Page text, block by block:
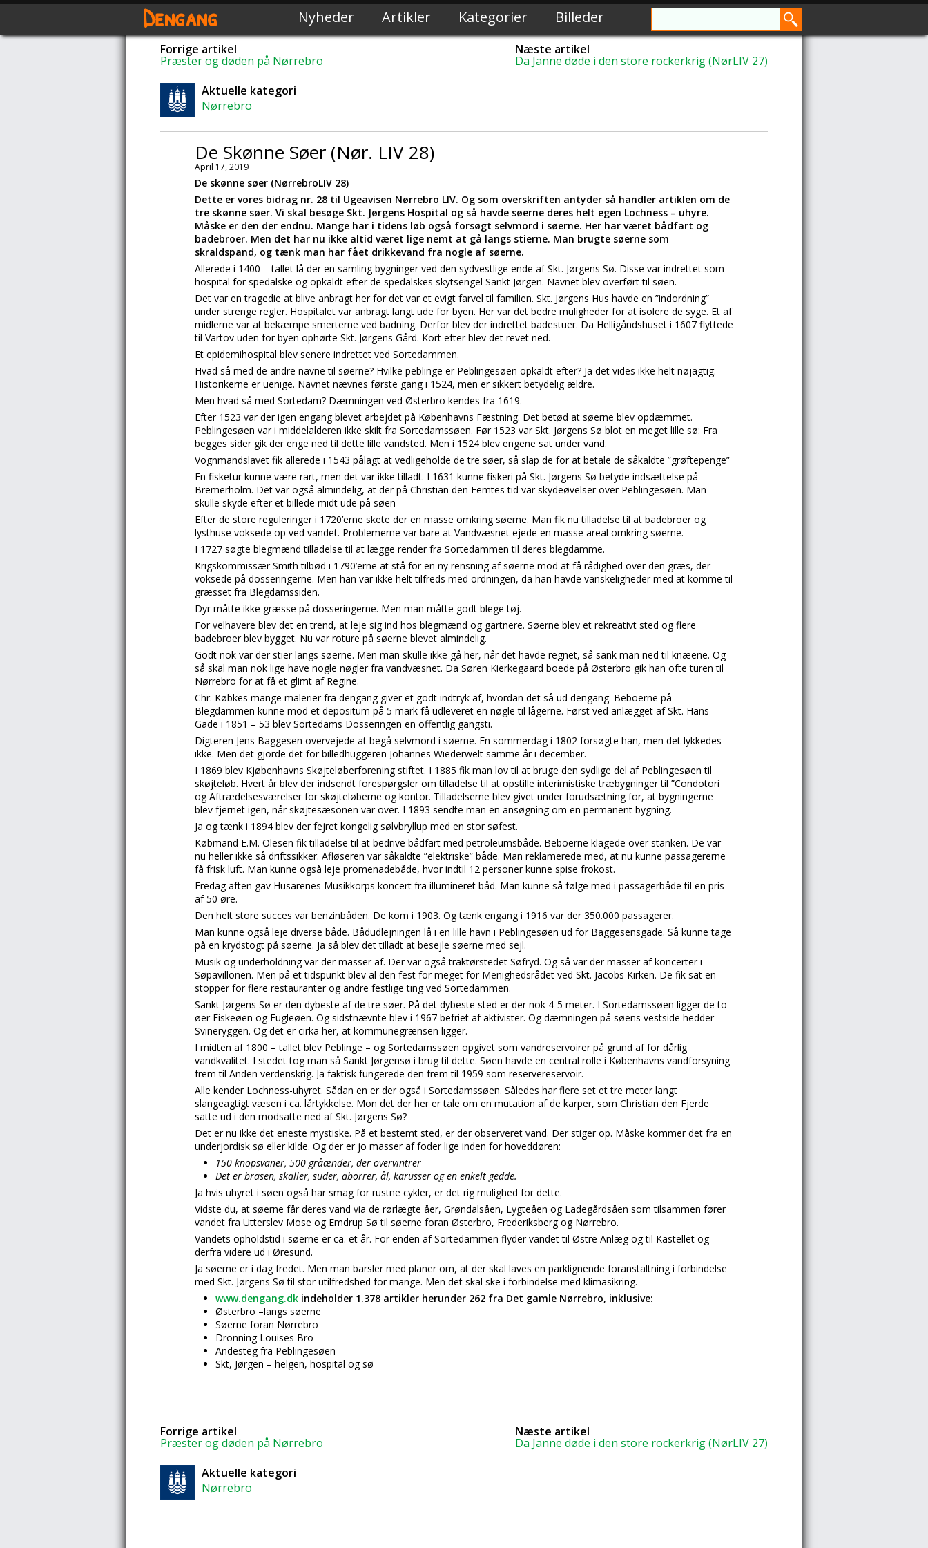
Dengang Nyheder Artikler Kategorier Billeder
Forrige artikel
Præster og døden på Nørrebro
Næste artikel
Da Janne døde i den store rockerkrig (NørLIV 27)
Aktuelle kategori
Nørrebro
De Skønne Søer (Nør. LIV 28)
April 17, 2019
De skønne søer (NørrebroLIV 28)
Dette er vores bidrag nr. 28 til Ugeavisen Nørrebro LIV. Og som overskriften antyder så handler artiklen om de
tre skønne søer. Vi skal besøge Skt. Jørgens Hospital og så havde søerne deres helt egen Lochness – uhyre.
Måske er den der endnu. Mange har i tidens løb også forsøgt selvmord i søerne. Her har været bådfart og
badebroer. Men det har nu ikke altid været lige nemt at gå langs stierne. Man brugte søerne som
skraldspand, og tænk man har fået drikkevand fra nogle af søerne.
Allerede i 1400 – tallet lå der en samling bygninger ved den sydvestlige ende af Skt. Jørgens Sø. Disse var indrettet som
hospital for spedalske og opkaldt efter de spedalskes skytsengel Sankt Jørgen. Navnet blev overført til søen.
Det var en tragedie at blive anbragt her for det var et evigt farvel til familien. Skt. Jørgens Hus havde en ”indordning”
under strenge regler. Hospitalet var anbragt langt ude for byen. Her var det bedre muligheder for at isolere de syge. Et af
midlerne var at bekæmpe smerterne ved badning. Derfor blev der indrettet badestuer. Da Helligåndshuset i 1607 flyttede
til Vartov uden for byen ophørte Skt. Jørgens Gård. Kort efter blev det revet ned.
Et epidemihospital blev senere indrettet ved Sortedammen.
Hvad så med de andre navne til søerne? Hvilke peblinge er Peblingesøen opkaldt efter? Ja det vides ikke helt nøjagtig.
Historikerne er uenige. Navnet nævnes første gang i 1524, men er sikkert betydelig ældre.
Men hvad så med Sortedam? Dæmningen ved Østerbro kendes fra 1619.
Efter 1523 var der igen engang blevet arbejdet på Københavns Fæstning. Det betød at søerne blev opdæmmet.
Peblingesøen var i middelalderen ikke skilt fra Sortedamssøen. Før 1523 var Skt. Jørgens Sø blot en meget lille sø: Fra
begges sider gik der enge ned til dette lille vandsted. Men i 1524 blev engene sat under vand.
Vognmandslavet fik allerede i 1543 pålagt at vedligeholde de tre søer, så slap de for at betale de såkaldte ”grøftepenge”
En fisketur kunne være rart, men det var ikke tilladt. I 1631 kunne fiskeri på Skt. Jørgens Sø betyde indsættelse på
Bremerholm. Det var også almindelig, at der på Christian den Femtes tid var skydeøvelser over Peblingesøen. Man
skulle skyde efter et billede midt ude på søen
Efter de store reguleringer i 1720’erne skete der en masse omkring søerne. Man fik nu tilladelse til at badebroer og
lysthuse voksede op ved vandet. Problemerne var bare at Vandvæsnet ejede en masse areal omkring søerne.
I 1727 søgte blegmænd tilladelse til at lægge render fra Sortedammen til deres blegdamme.
Krigskommissær Smith tilbød i 1790’erne at stå for en ny rensning af søerne mod at få rådighed over den græs, der
voksede på dosseringerne. Men han var ikke helt tilfreds med ordningen, da han havde vanskeligheder med at komme til
græsset fra Blegdamssiden.
Dyr måtte ikke græsse på dosseringerne. Men man måtte godt blege tøj.
For velhavere blev det en trend, at leje sig ind hos blegmænd og gartnere. Søerne blev et rekreativt sted og flere
badebroer blev bygget. Nu var roture på søerne blevet almindelig.
Godt nok var der stier langs søerne. Men man skulle ikke gå her, når det havde regnet, så sank man ned til knæene. Og
så skal man nok lige have nogle nøgler fra vandvæsnet. Da Søren Kierkegaard boede på Østerbro gik han ofte turen til
Nørrebro for at få et glimt af Regine.
Chr. Købkes mange malerier fra dengang giver et godt indtryk af, hvordan det så ud dengang. Beboerne på
Blegdammen kunne mod et depositum på 5 mark få udleveret en nøgle til lågerne. Først ved anlægget af Skt. Hans
Gade i 1851 – 53 blev Sortedams Dosseringen en offentlig gangsti.
Digteren Jens Baggesen overvejede at begå selvmord i søerne. En sommerdag i 1802 forsøgte han, men det lykkedes
ikke. Men det gjorde det for billedhuggeren Johannes Wiederwelt samme år i december.
I 1869 blev Kjøbenhavns Skøjteløberforening stiftet. I 1885 fik man lov til at bruge den sydlige del af Peblingesøen til
skøjteløb. Hvert år blev der indsendt forespørgsler om tilladelse til at opstille interimistiske træbygninger til ”Condotori
og Aftrædelsesværelser for skøjteløberne og kontor. Tilladelserne blev givet under forudsætning for, at bygningerne
blev fjernet igen, når skøjtesæsonen var over. I 1893 sendte man en ansøgning om en permanent bygning.
Ja og tænk i 1894 blev der fejret kongelig sølvbryllup med en stor søfest.
Købmand E.M. Olesen fik tilladelse til at bedrive bådfart med petroleumsbåde. Beboerne klagede over stanken. De var
nu heller ikke så driftssikker. Afløseren var såkaldte ”elektriske” både. Man reklamerede med, at nu kunne passagererne
få frisk luft. Man kunne også leje promenadebåde, hvor indtil 12 personer kunne spise frokost.
Fredag aften gav Husarenes Musikkorps koncert fra illumineret båd. Man kunne så følge med i passagerbåde til en pris
af 50 øre.
Den helt store succes var benzinbåden. De kom i 1903. Og tænk engang i 1916 var der 350.000 passagerer.
Man kunne også leje diverse både. Bådudlejningen lå i en lille havn i Peblingesøen ud for Baggesensgade. Så kunne tage
på en krydstogt på søerne. Ja så blev det tilladt at besejle søerne med sejl.
Musik og underholdning var der masser af. Der var også traktørstedet Søfryd. Og så var der masser af koncerter i
Søpavillonen. Men på et tidspunkt blev al den fest for meget for Menighedsrådet ved Skt. Jacobs Kirken. De fik sat en
stopper for flere restauranter og andre festlige ting ved Sortedammen.
Sankt Jørgens Sø er den dybeste af de tre søer. På det dybeste sted er der nok 4-5 meter. I Sortedamssøen ligger de to
øer Fiskeøen og Fugleøen. Og sidstnævnte blev i 1967 befriet af aktivister. Og dæmningen på søens vestside hedder
Svineryggen. Og det er cirka her, at kommunegrænsen ligger.
I midten af 1800 – tallet blev Peblinge – og Sortedamssøen opgivet som vandreservoirer på grund af for dårlig
vandkvalitet. I stedet tog man så Sankt Jørgensø i brug til dette. Søen havde en central rolle i Københavns vandforsyning
frem til Anden verdenskrig. Ja faktisk fungerede den frem til 1959 som reservereservoir.
Alle kender Lochness-uhyret. Sådan en er der også i Sortedamssøen. Således har flere set et tre meter langt
slangeagtigt væsen i ca. lårtykkelse. Mon det der her er tale om en mutation af de karper, som Christian den Fjerde
satte ud i den modsatte ned af Skt. Jørgens Sø?
Det er nu ikke det eneste mystiske. På et bestemt sted, er der observeret vand. Der stiger op. Måske kommer det fra en
underjordisk sø eller kilde. Og der er jo masser af foder lige inden for hoveddøren:
150 knopsvaner, 500 gråænder, der overvintrer
Det er brasen, skaller, suder, aborrer, ål, karusser og en enkelt gedde.
Ja hvis uhyret i søen også har smag for rustne cykler, er det rig mulighed for dette.
Vidste du, at søerne får deres vand via de rørlægte åer, Grøndalsåen, Lygteåen og Ladegårdsåen som tilsammen fører
vandet fra Utterslev Mose og Emdrup Sø til søerne foran Østerbro, Frederiksberg og Nørrebro.
Vandets opholdstid i søerne er ca. et år. For enden af Sortedammen flyder vandet til Østre Anlæg og til Kastellet og
derfra videre ud i Øresund.
Ja søerne er i dag fredet. Men man barsler med planer om, at der skal laves en parklignende foranstaltning i forbindelse
med Skt. Jørgens Sø til stor utilfredshed for mange. Men det skal ske i forbindelse med klimasikring.
www.dengang.dk indeholder 1.378 artikler herunder 262 fra Det gamle Nørrebro, inklusive:
Østerbro –langs søerne
Søerne foran Nørrebro
Dronning Louises Bro
Andesteg fra Peblingesøen
Skt, Jørgen – helgen, hospital og sø
Forrige artikel
Præster og døden på Nørrebro
Næste artikel
Da Janne døde i den store rockerkrig (NørLIV 27)
Aktuelle kategori
Nørrebro